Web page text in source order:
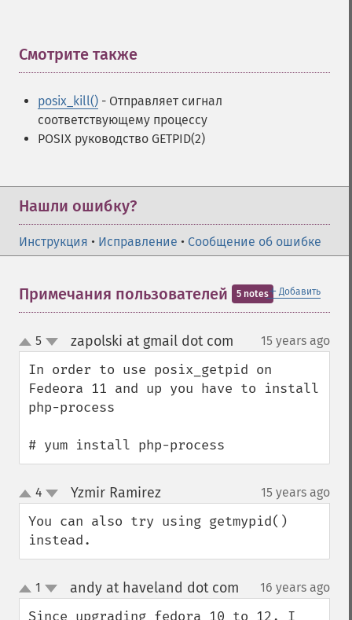
Смотрите также
posix_kill() - Отправляет сигнал
соответствующему процессу
POSIX руководство GETPID(2)
Нашли ошибку?
Инструкция • Исправление • Сообщение об ошибке
＋ Добавить
Примечания пользователей 5 notes
up
down
5 zapolski at gmail dot com 15 years ago
In order to use posix_getpid on
Fedeora 11 and up you have to install
php-process
# yum install php-process
up
down
4 Yzmir Ramirez¶ 15 years ago
You can also try using getmypid()
instead.
up
down
1 andy at haveland dot com 16 years ago
Since upgrading fedora 10 to 12, I